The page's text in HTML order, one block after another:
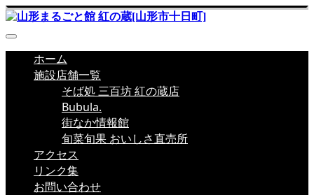
ホーム
施設店舗一覧
そば処 三百坊 紅の蔵店
Bubula.
街なか情報館
旬菜旬果 おいしさ直売所
アクセス
リンク集
お問い合わせ